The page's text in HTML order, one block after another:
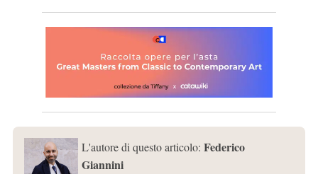
L'autore di questo articolo: Federico
Giannini